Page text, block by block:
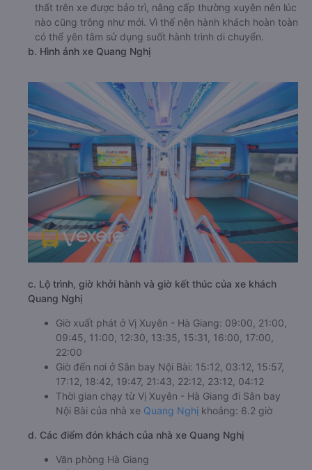
thất trên xe được bảo trì, nâng cấp thường xuyên nên lúc
nào cũng trông như mới. Vì thế nên hành khách hoàn toàn
có thể yên tâm sử dụng suốt hành trình di chuyển.
b. Hình ảnh xe Quang Nghị
c. Lộ trình, giờ khởi hành và giờ kết thúc của xe khách
Quang Nghị
Giờ xuất phát ở Vị Xuyên - Hà Giang: 09:00, 21:00,
09:45, 11:00, 12:30, 13:35, 15:31, 16:00, 17:00,
22:00
Giờ đến nơi ở Sân bay Nội Bài: 15:12, 03:12, 15:57,
17:12, 18:42, 19:47, 21:43, 22:12, 23:12, 04:12
Thời gian chạy từ Vị Xuyên - Hà Giang đi Sân bay
Nội Bài của nhà xe Quang Nghị khoảng: 6.2 giờ
d. Các điểm đón khách của nhà xe Quang Nghị
Văn phòng Hà Giang